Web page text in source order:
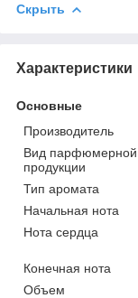
Скрыть
Характеристики
Основные
Производитель
Вид парфюмерной
продукции
Тип аромата
Начальная нота
Нота сердца
Конечная нота
Объем